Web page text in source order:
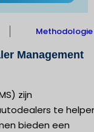
Methodologie
Management
zijn
te
bieden een